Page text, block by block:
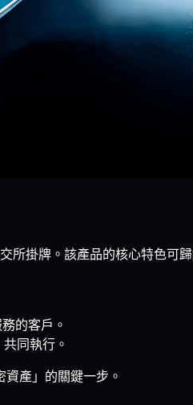
所掛牌。該產品的核心特色可歸
的客戶。
同執行。
產」的關鍵一步。